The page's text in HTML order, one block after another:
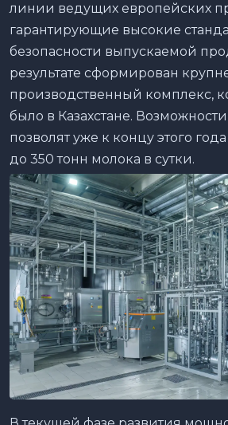
линии ведущих европейских
гарантирующие высокие
безопасности выпускаемой
результате сформирован
производственный комплекс,
было в Казахстане.
позволят уже к концу этого
до 350 тонн молока в сутки.